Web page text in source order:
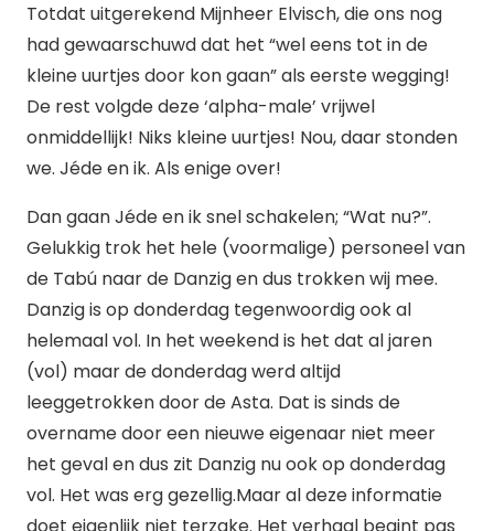
Totdat uitgerekend Mijnheer Elvisch, die ons nog
had gewaarschuwd dat het “wel eens tot in de
kleine uurtjes door kon gaan” als eerste wegging!
De rest volgde deze ‘alpha-male’ vrijwel
onmiddellijk! Niks kleine uurtjes! Nou, daar stonden
we. Jéde en ik. Als enige over!
Dan gaan Jéde en ik snel schakelen; “Wat nu?”.
Gelukkig trok het hele (voormalige) personeel van
de Tabú naar de Danzig en dus trokken wij mee.
Danzig is op donderdag tegenwoordig ook al
helemaal vol. In het weekend is het dat al jaren
(vol) maar de donderdag werd altijd
leeggetrokken door de Asta. Dat is sinds de
overname door een nieuwe eigenaar niet meer
het geval en dus zit Danzig nu ook op donderdag
vol. Het was erg gezellig.Maar al deze informatie